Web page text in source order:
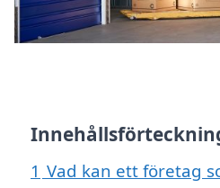
1 Vad kan ett företag